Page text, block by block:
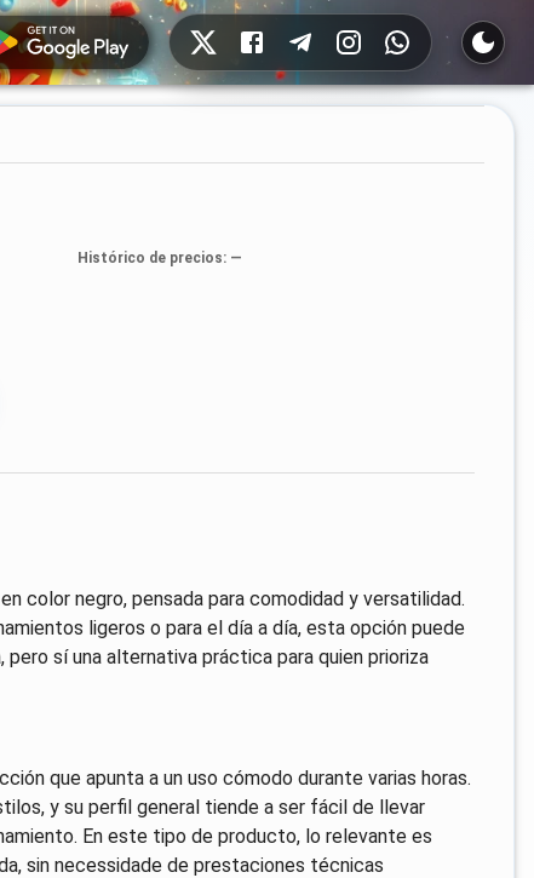
Redes sociales
Histórico de precios: —
color negro, pensada para comodidad y versatilidad.
ligeros o para el día a día, esta opción puede
sí una alternativa práctica para quien prioriza
que apunta a un uso cómodo durante varias horas.
y su perfil general tiende a ser fácil de llevar
En este tipo de producto, lo relevante es
sin necessidade de prestaciones técnicas